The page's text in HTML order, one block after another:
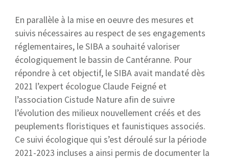
En parallèle à la mise en oeuvre des mesures et
suivis nécessaires au respect de ses engagements
réglementaires, le SIBA a souhaité valoriser
écologiquement le bassin de Cantéranne. Pour
répondre à cet objectif, le SIBA avait mandaté dès
2021 l’expert écologue Claude Feigné et
l’association Cistude Nature afin de suivre
l’évolution des milieux nouvellement créés et des
peuplements floristiques et faunistiques associés.
Ce suivi écologique qui s’est déroulé sur la période
2021-2023 incluses a ainsi permis de documenter la